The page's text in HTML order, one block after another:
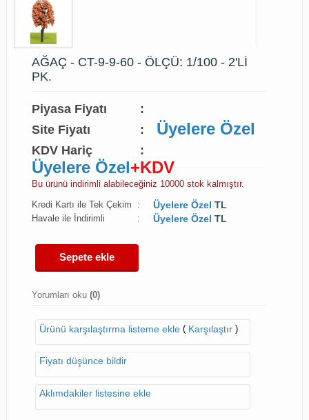
AĞAÇ - CT-9-9-60 - ÖLÇÜ: 1/100 - 2'Lİ
PK.
Piyasa Fiyatı
:
Site Fiyatı
: Üyelere Özel
KDV Hariç :
Üyelere Özel+KDV
Bu ürünü indirimli alabileceğiniz 10000 stok kalmıştır.
Kredi Kartı ile Tek Çekim
: Üyelere Özel TL
Havale ile İndirimli : Üyelere Özel TL
Sepete ekle
Yorumları oku (0)
Ürünü karşılaştırma listeme ekle( Karşılaştır)
Fiyatı düşünce bildir
Aklımdakiler listesine ekle